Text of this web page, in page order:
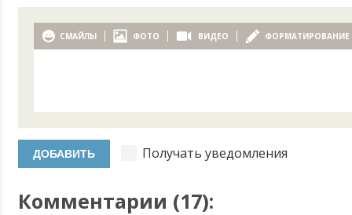
СМАЙЛЫ ФОТО ВИДЕО ФОРМАТИРОВАНИЕ
Получать уведомления
Комментарии (17):